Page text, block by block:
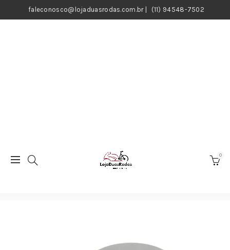
faleconosco@lojaduasrodas.com.br| (11) 94548-7502
0